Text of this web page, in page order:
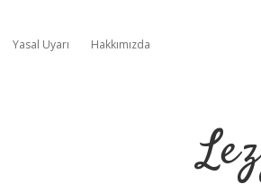
Yasal Uyarı Hakkımızda